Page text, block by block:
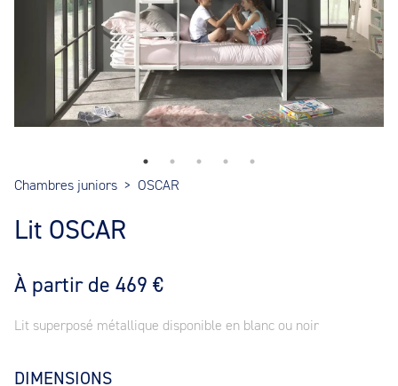
Chambres juniors > OSCAR
Lit OSCAR
À partir de 469 €
Lit superposé métallique disponible en blanc ou noir
DIMENSIONS